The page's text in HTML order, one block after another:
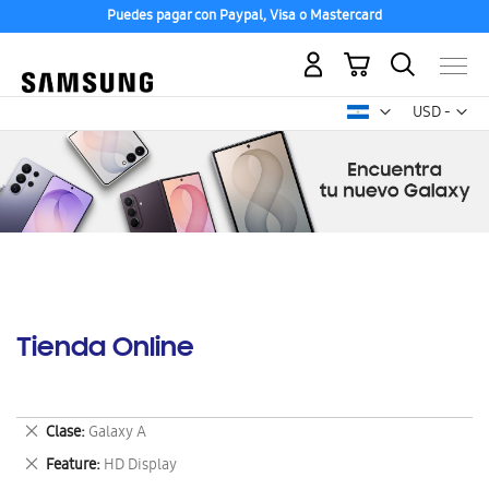
Puedes pagar con Paypal, Visa o Mastercard
USD -
dólar
Mi carrito
Tienda Online
Clase Galaxy A
Eliminar
este
artículo
Feature HD Display
Eliminar